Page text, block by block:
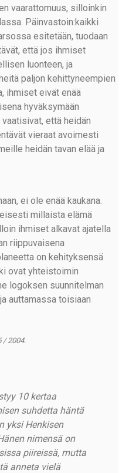
vaarattomuus, silloinkin
Päinvastoin:kaikki
esitetään, tuodaan
että jos ihmiset
luonteen, ja
paljon kehittyneempien
ihmiset eivät enää
hyväksymään
että heidän
vieraat avoimesti
heidän tavan elää ja
ei ole enää kaukana.
millaista elämä
ihmiset alkavat ajatella
riippuvaisena
on kehityksensä
ovat yhteistoimin
logoksen suunnitelman
auttamassa toisiaan
/ 2004.
10 kertaa
suhdetta häntä
yksi Henkisen
nimensä on
piireissä, mutta
anneta vielä